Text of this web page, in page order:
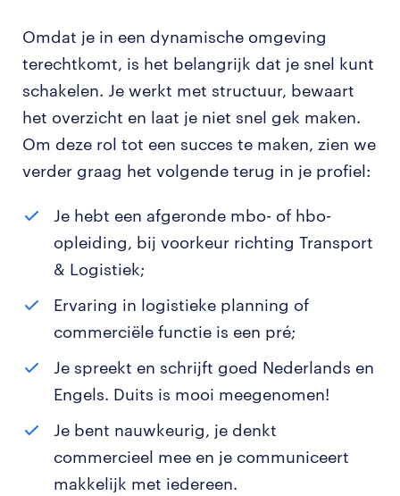
Omdat je in een dynamische omgeving
terechtkomt, is het belangrijk dat je snel kunt
schakelen. Je werkt met structuur, bewaart
het overzicht en laat je niet snel gek maken.
Om deze rol tot een succes te maken, zien we
verder graag het volgende terug in je profiel:
Je hebt een afgeronde mbo- of hbo-
opleiding, bij voorkeur richting Transport
& Logistiek;
Ervaring in logistieke planning of
commerciële functie is een pré;
Je spreekt en schrijft goed Nederlands en
Engels. Duits is mooi meegenomen!
Je bent nauwkeurig, je denkt
commercieel mee en je communiceert
makkelijk met iedereen.